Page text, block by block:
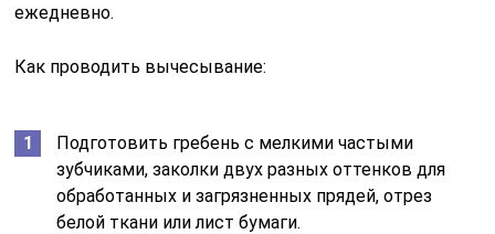
ежедневно.
Как проводить вычесывание:
Подготовить гребень с мелкими частыми
зубчиками, заколки двух разных оттенков для
обработанных и загрязненных прядей, отрез
белой ткани или лист бумаги.